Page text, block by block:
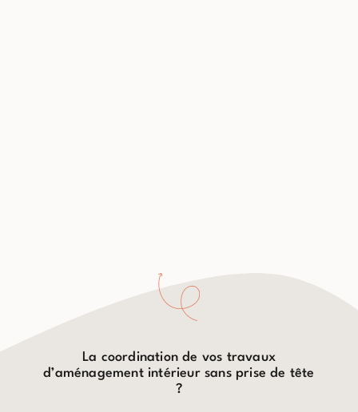
La coordination de vos travaux
d’aménagement intérieur sans prise de tête
?